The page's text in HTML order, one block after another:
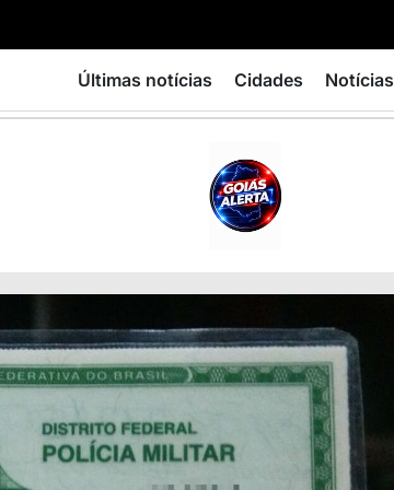
Últimas notícias Cidades Notícias
ALERTA